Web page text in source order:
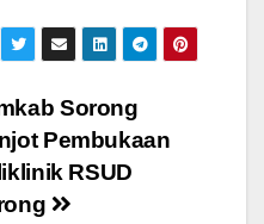
Sorong
Pembukaan
RSUD